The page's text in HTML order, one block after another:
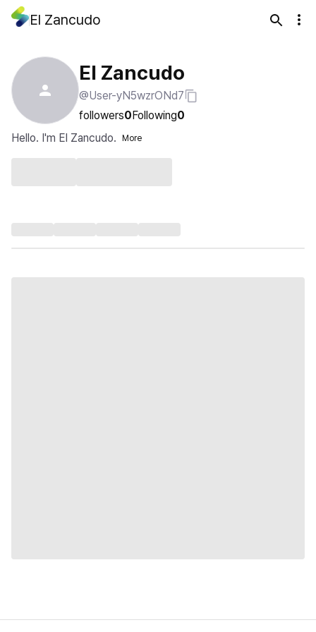
El Zancudo
El Zancudo
@User-yN5wzrONd7
followers0Following0
Hello. I'm El Zancudo.
More